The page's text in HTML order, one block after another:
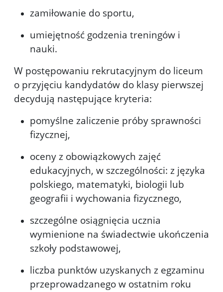
zamiłowanie do sportu,
umiejętność godzenia treningów i
nauki.
W postępowaniu rekrutacyjnym do liceum
o przyjęciu kandydatów do klasy pierwszej
decydują następujące kryteria:
pomyślne zaliczenie próby sprawności
fizycznej,
oceny z obowiązkowych zajęć
edukacyjnych, w szczególności: z języka
polskiego, matematyki, biologii lub
geografii i wychowania fizycznego,
szczególne osiągnięcia ucznia
wymienione na świadectwie ukończenia
szkoły podstawowej,
liczba punktów uzyskanych z egzaminu
przeprowadzanego w ostatnim roku